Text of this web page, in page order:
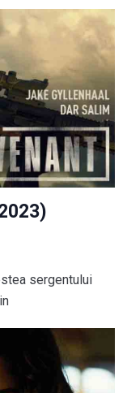
sergentului